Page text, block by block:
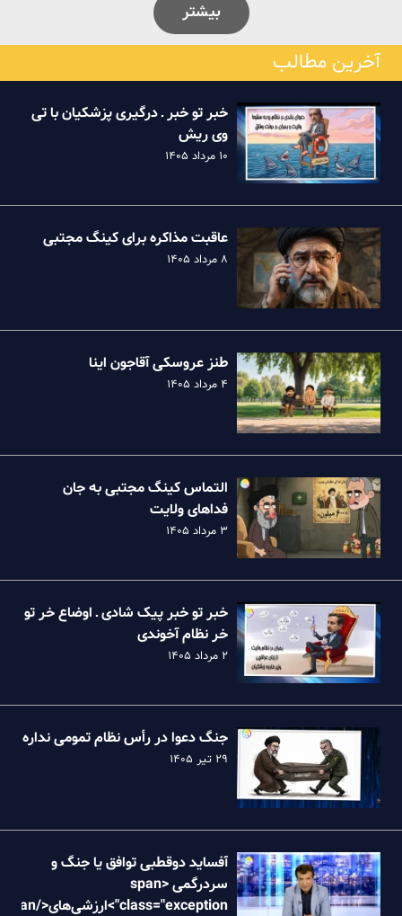
بیشتر
آخرین مطالب
خبر تو خبر ـ درگیری پزشکیان با تی
وی ریش
۱۰ مرداد ۱۴۰۵
عاقبت مذاکره برای کینگ مجتبی
۸ مرداد ۱۴۰۵
طنز عروسکی آقاجون اینا
۴ مرداد ۱۴۰۵
التماس کینگ مجتبی به جان
فداهای ولایت
۳ مرداد ۱۴۰۵
خبر تو خبر پیک شادی ـ اوضاع خر تو
خر نظام آخوندی
۲ مرداد ۱۴۰۵
جنگ دعوا در رأس نظام تمومی نداره
۲۹ تیر ۱۴۰۵
آفساید دوقطبی توافق یا جنگ و
سردرگمی <span